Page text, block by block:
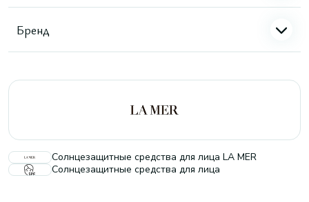
Бренд
Солнцезащитные средства для лица LA MER
Солнцезащитные средства для лица